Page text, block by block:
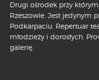
Drugi ośrodek przy którym
Rzeszowie. Jest jedynym
Podkarpaciu. Repertuar
młodzieży i dorosłych.
galerię.